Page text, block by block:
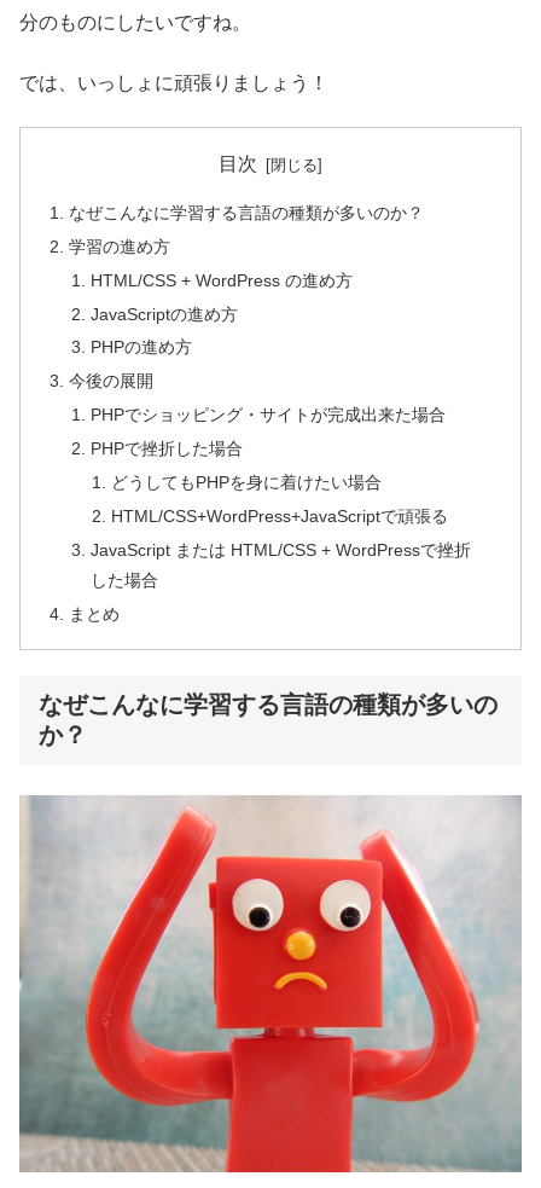
分のものにしたいですね。
では、いっしょに頑張りましょう！
目次
なぜこんなに学習する言語の種類が多いのか？
学習の進め方
HTML/CSS + WordPress の進め方
JavaScriptの進め方
PHPの進め方
今後の展開
PHPでショッピング・サイトが完成出来た場合
PHPで挫折した場合
どうしてもPHPを身に着けたい場合
HTML/CSS+WordPress+JavaScriptで頑張る
JavaScript または HTML/CSS + WordPressで挫折
した場合
まとめ
なぜこんなに学習する言語の種類が多いの
か？